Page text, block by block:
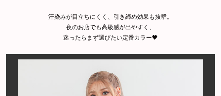
汗染みが目立ちにくく、引き締め効果も抜群。
夜のお店でも高級感が出やすく、
迷ったらまず選びたい定番カラー🖤